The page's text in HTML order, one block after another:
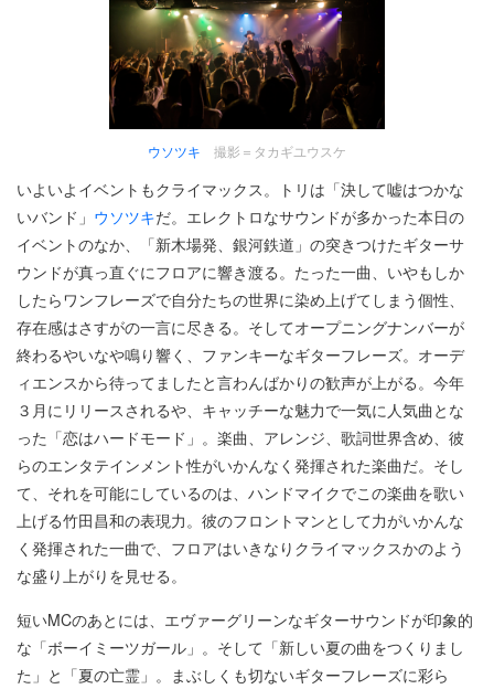
ウソツキ 撮影＝タカギユウスケ
いよいよイベントもクライマックス。トリは「決して嘘はつかな
いバンド」 ウソツキだ。エレクトロなサウンドが多かった本日の
イベントのなか、「新木場発、銀河鉄道」の突きつけたギターサ
ウンドが真っ直ぐにフロアに響き渡る。たった一曲、いやもしか
したらワンフレーズで自分たちの世界に染め上げてしまう個性、
存在感はさすがの一言に尽きる。そしてオープニングナンバーが
終わるやいなや鳴り響く、ファンキーなギターフレーズ。オーデ
ィエンスから待ってましたと言わんばかりの歓声が上がる。今年
３月にリリースされるや、キャッチーな魅力で一気に人気曲とな
った「恋はハードモード」。楽曲、アレンジ、歌詞世界含め、彼
らのエンタテインメント性がいかんなく発揮された楽曲だ。そし
て、それを可能にしているのは、ハンドマイクでこの楽曲を歌い
上げる竹田昌和の表現力。彼のフロントマンとして力がいかんな
く発揮された一曲で、フロアはいきなりクライマックスかのよう
な盛り上がりを見せる。
短いMCのあとには、エヴァーグリーンなギターサウンドが印象的
な「ボーイミーツガール」。そして「新しい夏の曲をつくりまし
た」と「夏の亡霊」。まぶしくも切ないギターフレーズに彩ら